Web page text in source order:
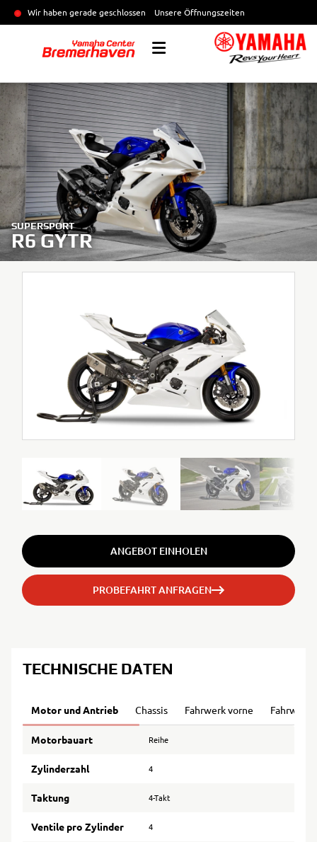
Wir haben gerade geschlossen Unsere Öffnungszeiten
SUPERSPORT
R6 GYTR
ANGEBOT EINHOLEN
PROBEFAHRT ANFRAGEN
TECHNISCHE DATEN
Motor und Antrieb Chassis Fahrwerk vorne Fahrwerk
Motorbauart Reihe
Zylinderzahl 4
Taktung 4-Takt
Ventile pro Zylinder 4